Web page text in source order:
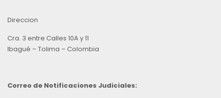
Direccion
Cra. 3 entre Calles 10A y 11
Ibagué – Tolima – Colombia
Correo de Notificaciones Judiciales: